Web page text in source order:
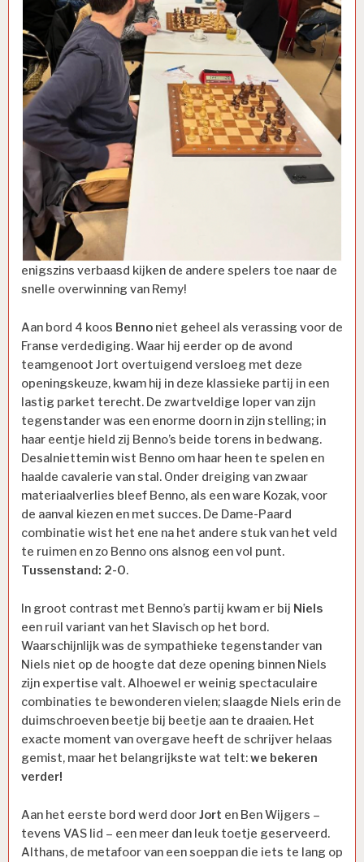
enigszins verbaasd kijken de andere spelers toe naar de
snelle overwinning van Remy!
Aan bord 4 koos Benno niet geheel als verassing voor de
Franse verdediging. Waar hij eerder op de avond
teamgenoot Jort overtuigend versloeg met deze
openingskeuze, kwam hij in deze klassieke partij in een
lastig parket terecht. De zwartveldige loper van zijn
tegenstander was een enorme doorn in zijn stelling; in
haar eentje hield zij Benno’s beide torens in bedwang.
Desalniettemin wist Benno om haar heen te spelen en
haalde cavalerie van stal. Onder dreiging van zwaar
materiaalverlies bleef Benno, als een ware Kozak, voor
de aanval kiezen en met succes. De Dame-Paard
combinatie wist het ene na het andere stuk van het veld
te ruimen en zo Benno ons alsnog een vol punt.
Tussenstand: 2-0.
In groot contrast met Benno’s partij kwam er bij Niels
een ruil variant van het Slavisch op het bord.
Waarschijnlijk was de sympathieke tegenstander van
Niels niet op de hoogte dat deze opening binnen Niels
zijn expertise valt. Alhoewel er weinig spectaculaire
combinaties te bewonderen vielen; slaagde Niels erin de
duimschroeven beetje bij beetje aan te draaien. Het
exacte moment van overgave heeft de schrijver helaas
gemist, maar het belangrijkste wat telt:we bekeren
verder!
Aan het eerste bord werd doorJort en Ben Wijgers –
tevens VAS lid – een meer dan leuk toetje geserveerd.
Althans, de metafoor van een soeppan die iets te lang op